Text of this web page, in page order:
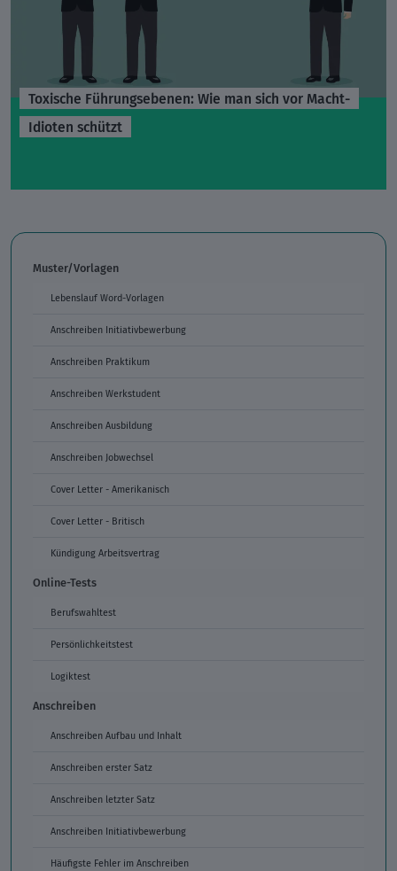
Toxische Führungsebenen: Wie man sich vor Macht-
Idioten schützt
Muster/Vorlagen
Lebenslauf Word-Vorlagen
Anschreiben Initiativbewerbung
Anschreiben Praktikum
Anschreiben Werkstudent
Anschreiben Ausbildung
Anschreiben Jobwechsel
Cover Letter - Amerikanisch
Cover Letter - Britisch
Kündigung Arbeitsvertrag
Online-Tests
Berufswahltest
Persönlichkeitstest
Logiktest
Anschreiben
Anschreiben Aufbau und Inhalt
Anschreiben erster Satz
Anschreiben letzter Satz
Anschreiben Initiativbewerbung
Häufigste Fehler im Anschreiben